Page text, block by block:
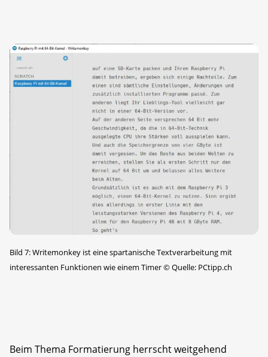
Bild 7: Writemonkey ist eine spartanische Textverarbeitung mit
interessanten Funktionen wie einem Timer©Quelle: PCtipp.ch
Beim Thema Formatierung herrscht weitgehend